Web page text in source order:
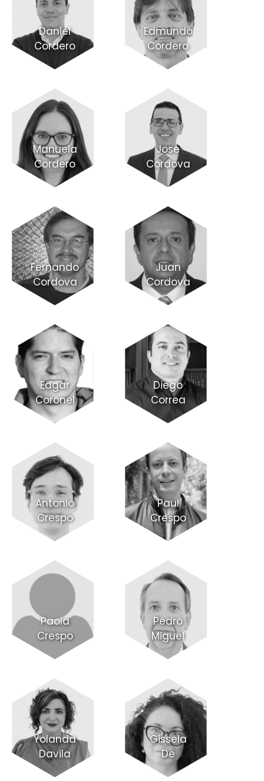
Daniel
Cordero
Edmundo
Cordero
Manuela
Cordero
Jose
Cordova
Fernando
Cordova
Juan
Cordova
Edgar
Coronel
Diego
Correa
Antonio
Crespo
Paul
Crespo
Paola
Crespo
Pedro
Miguel
Yolanda
Davila
Gissela
De